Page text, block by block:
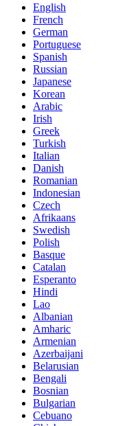
English
French
German
Portuguese
Spanish
Russian
Japanese
Korean
Arabic
Irish
Greek
Turkish
Italian
Danish
Romanian
Indonesian
Czech
Afrikaans
Swedish
Polish
Basque
Catalan
Esperanto
Hindi
Lao
Albanian
Amharic
Armenian
Azerbaijani
Belarusian
Bengali
Bosnian
Bulgarian
Cebuano